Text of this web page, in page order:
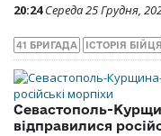
20:24 Середа 25 Грудня,
41 БРИГАДА ІСТОРІЯ БІЙЦЯ
Севастополь-
відправилися